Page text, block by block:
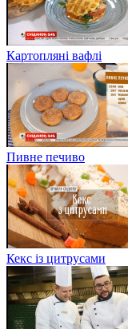
Картопляні вафлі
Пивне печиво
Кекс із цитрусами